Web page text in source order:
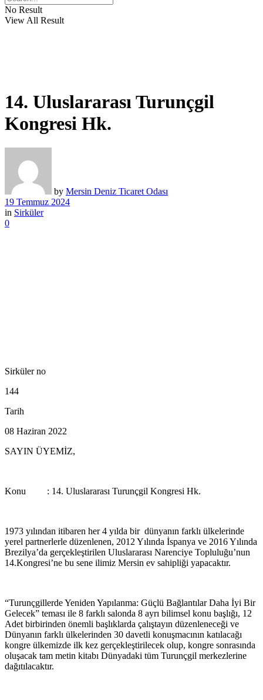
No Result
View All Result
14. Uluslararası Turunçgil
Kongresi Hk.
by Mersin Deniz Ticaret Odası
19 Temmuz 2024
in Sirküler
0
Sirküler no
144
Tarih
08 Haziran 2022
SAYIN ÜYEMİZ,
Konu : 14. Uluslararası Turunçgil Kongresi Hk.
1973 yılından itibaren her 4 yılda bir dünyanın farklı ülkelerinde
yerel partnerlerle düzenlenen, 2012 Yılında İspanya ve 2016 Yılında
Brezilya’da gerçekleştirilen Uluslararası Narenciye Topluluğu’nun
14.Kongresi’ne bu sene ilimiz Mersin ev sahipliği yapacaktır.
“Turunçgillerde Yeniden Yapılanma: Güçlü Bağlantılar Daha İyi Bir
Gelecek” teması ile 8 farklı salonda 8 ayrı bilimsel konu başlığı, 12
Adet birbirinden önemli başlıklarda çalıştayın düzenleneceği ve
Dünyanın farklı ülkelerinden 30 davetli konuşmacının katılacağı
kongre ülkemizde ilk kez gerçekleştirilecek olup, kongre sonrasında
oluşacak tam metin kitabı Dünyadaki tüm Turunçgil merkezlerine
dağıtılacaktır.